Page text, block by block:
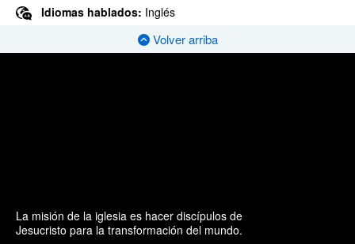
Idiomas hablados: Inglés
Volver arriba
La misión de la iglesia es hacer discípulos de
Jesucristo para la transformación del mundo.